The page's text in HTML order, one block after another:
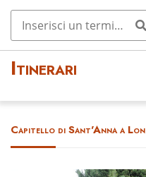
Itinerari
Capitello di Sant'Anna a Lon